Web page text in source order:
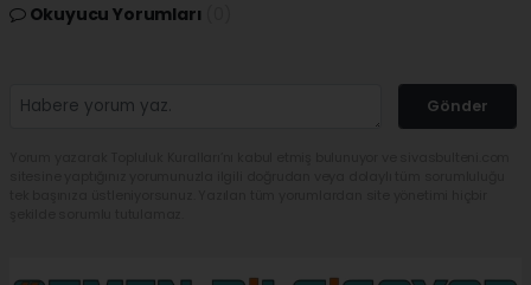
Okuyucu Yorumları
Gönder